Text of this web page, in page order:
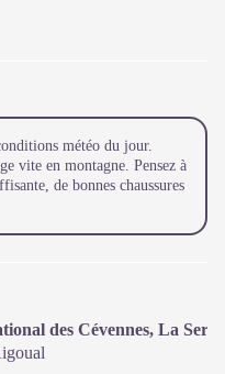
météo du jour.
vite en montagne. Pensez à
de bonnes chaussures
des Cévennes, La